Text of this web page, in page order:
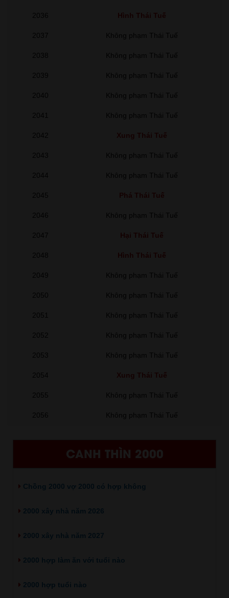
2036 Hình Thái Tuế
2037 Không phạm Thái Tuế
2038 Không phạm Thái Tuế
2039 Không phạm Thái Tuế
2040 Không phạm Thái Tuế
2041 Không phạm Thái Tuế
2042 Xung Thái Tuế
2043 Không phạm Thái Tuế
2044 Không phạm Thái Tuế
2045 Phá Thái Tuế
2046 Không phạm Thái Tuế
2047 Hại Thái Tuế
2048 Hình Thái Tuế
2049 Không phạm Thái Tuế
2050 Không phạm Thái Tuế
2051 Không phạm Thái Tuế
2052 Không phạm Thái Tuế
2053 Không phạm Thái Tuế
2054 Xung Thái Tuế
2055 Không phạm Thái Tuế
2056 Không phạm Thái Tuế
CANH THÌN 2000
Chồng 2000 vợ 2000 có hợp không
2000 xây nhà năm 2026
2000 xây nhà năm 2027
2000 hợp làm ăn với tuổi nào
2000 hợp tuổi nào